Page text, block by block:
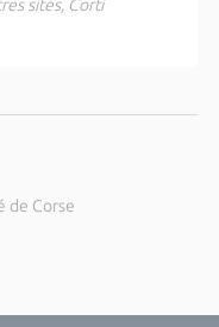
sites, Corti
de Corse